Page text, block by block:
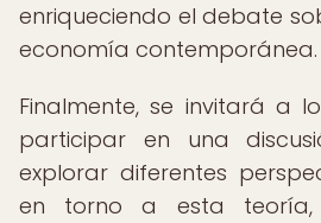
enriqueciendo el debate
economía contemporánea.
Finalmente, se invitará a
participar en una
explorar diferentes
en torno a esta teoría,